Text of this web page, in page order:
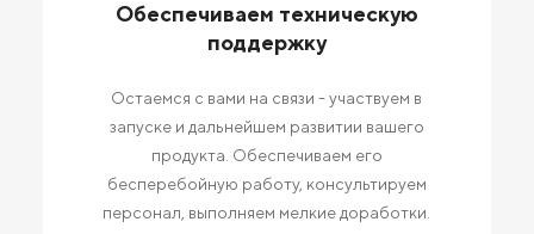
Обеспечиваем техническую
поддержку
Остаемся с вами на связи - участвуем в
запуске и дальнейшем развитии вашего
продукта. Обеспечиваем его
бесперебойную работу, консультируем
персонал, выполняем мелкие доработки.